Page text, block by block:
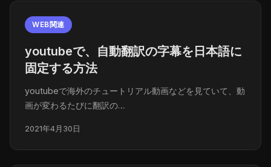
WEB関連
youtubeで、自動翻訳の字幕を日本語に
固定する方法
youtubeで海外のチュートリアル動画などを見ていて、動
画が変わるたびに翻訳の…
2021年4月30日